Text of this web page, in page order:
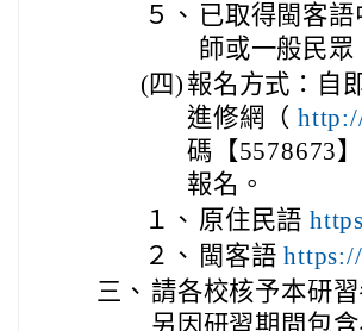
５、 已取得閩客
師或一般民眾
(四) 報名方式：自
進修網（
碼【5578673
報名。
１、 原住民語
２、 閩客語
三、 請各校核予本研
另因研習期間包